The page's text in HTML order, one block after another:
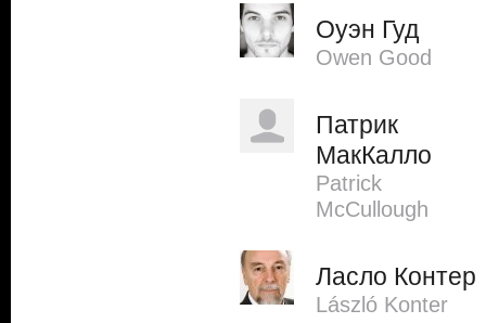
Оуэн Гуд
Owen Good
Патрик
МакКалло
Patrick
McCullough
Ласло Контер
László Konter